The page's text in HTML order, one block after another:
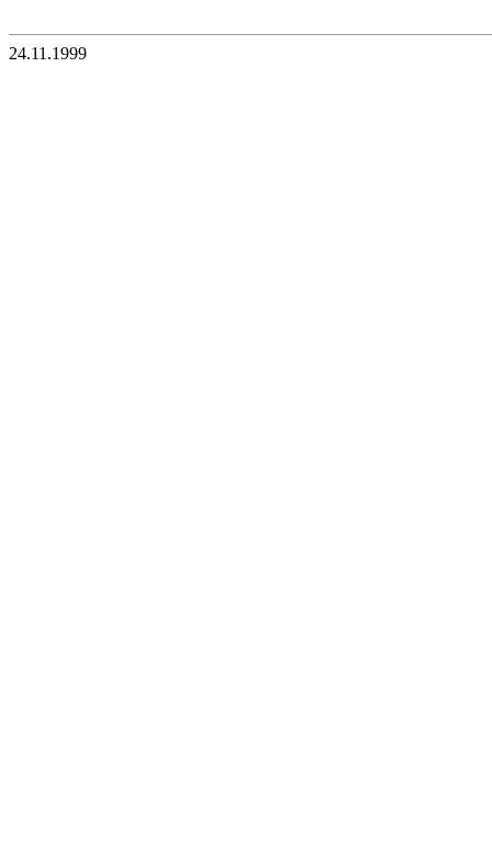
24.11.1999